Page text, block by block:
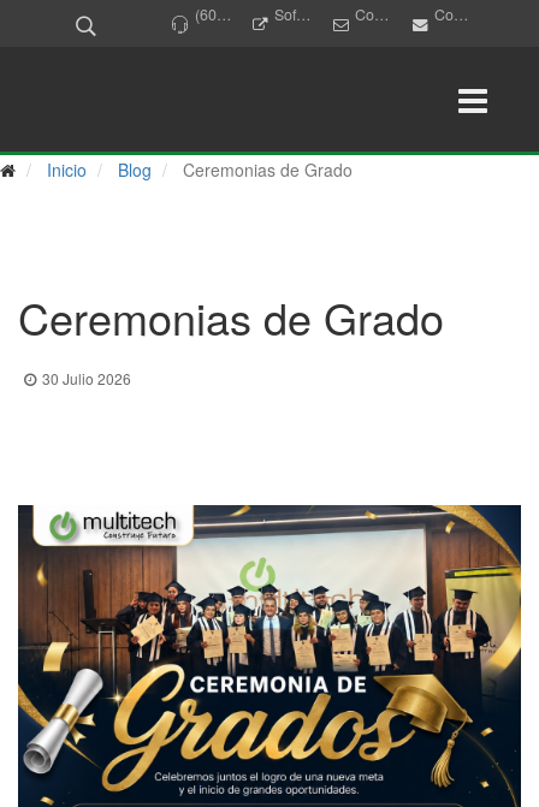
(607) 6971777 Software Académico Correo Institucional Contacto
Inicio Blog Ceremonias de Grado
Ceremonias de Grado
30 Julio 2026